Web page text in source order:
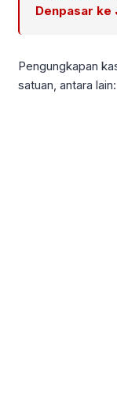
Denpasar ke
Pengungkapan
satuan, antara lain: